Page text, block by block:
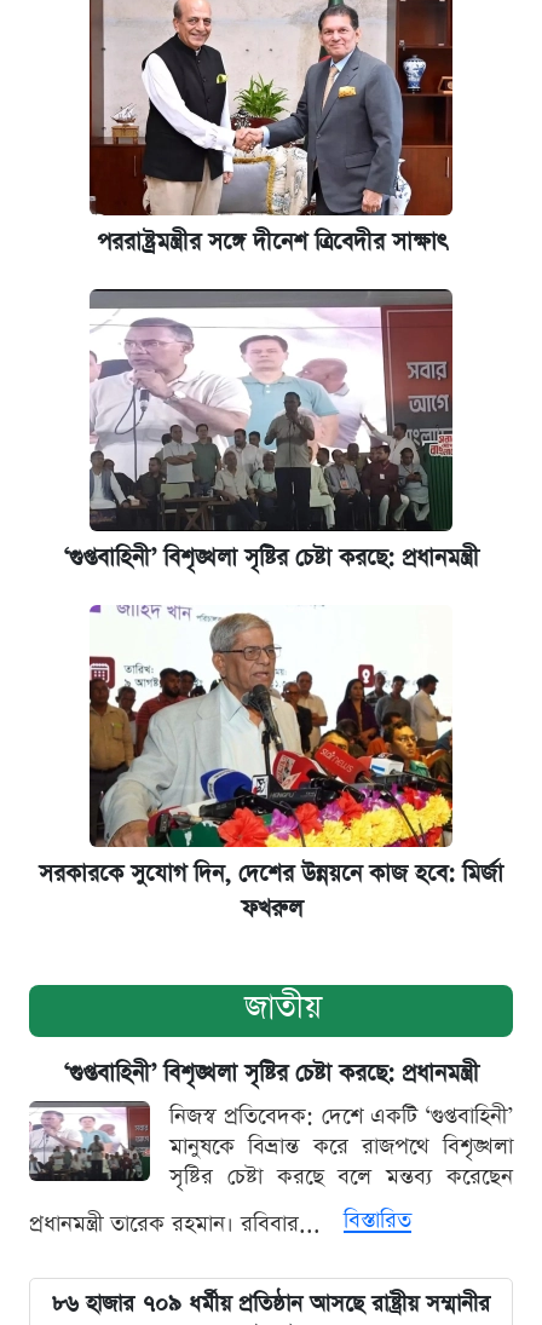
পররাষ্ট্রমন্ত্রীর সঙ্গে দীনেশ ত্রিবেদীর সাক্ষাৎ
‘গুপ্তবাহিনী’ বিশৃঙ্খলা সৃষ্টির চেষ্টা করছে: প্রধানমন্ত্রী
সরকারকে সুযোগ দিন, দেশের উন্নয়নে কাজ হবে: মির্জা
ফখরুল
জাতীয়
‘গুপ্তবাহিনী’ বিশৃঙ্খলা সৃষ্টির চেষ্টা করছে: প্রধানমন্ত্রী
নিজস্ব প্রতিবেদক: দেশে একটি ‘গুপ্তবাহিনী’
মানুষকে বিভ্রান্ত করে রাজপথে বিশৃঙ্খলা
সৃষ্টির চেষ্টা করছে বলে মন্তব্য করেছেন
প্রধানমন্ত্রী তারেক রহমান। রবিবার...
বিস্তারিত
৮৬ হাজার ৭০৯ ধর্মীয় প্রতিষ্ঠান আসছে রাষ্ট্রীয় সম্মানীর